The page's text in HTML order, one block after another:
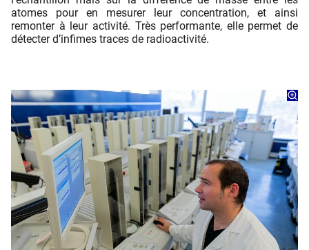
atomes pour en mesurer leur concentration, et ainsi
remonter à leur activité. Très performante, elle permet de
détecter d’inﬁmes traces de radioactivité.